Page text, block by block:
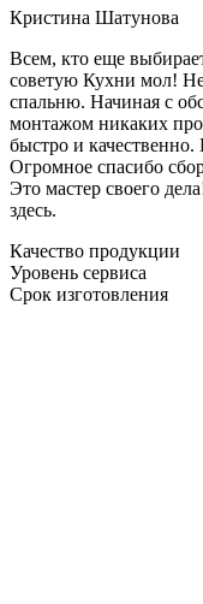
Кристина Шатунова
Всем, кто еще
советую Кухни мол!
спальню. Начиная с
монтажом никаких
быстро и
Огромное спасибо
Это мастер своего
здесь.
Качество продукции
Уровень сервиса
Срок изготовления